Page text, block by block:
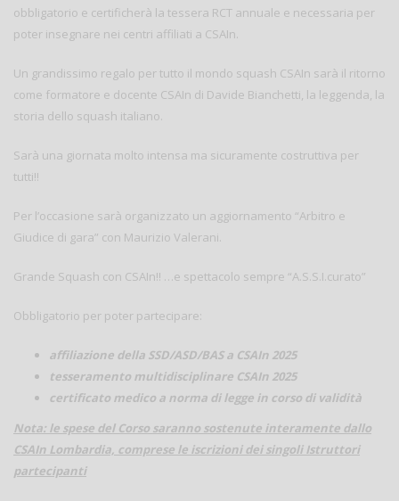
obbligatorio e certificherà la tessera RCT annuale e necessaria per
poter insegnare nei centri affiliati a CSAIn.
Un grandissimo regalo per tutto il mondo squash CSAIn sarà il ritorno
come formatore e docente CSAIn di Davide Bianchetti, la leggenda, la
storia dello squash italiano.
Sarà una giornata molto intensa ma sicuramente costruttiva per
tutti!!
Per l’occasione sarà organizzato un aggiornamento “Arbitro e
Giudice di gara” con Maurizio Valerani.
Grande Squash con CSAIn!! …e spettacolo sempre “A.S.S.I.curato”
Obbligatorio per poter partecipare:
affiliazione della SSD/ASD/BAS a CSAIn 2025
tesseramento multidisciplinare CSAIn 2025
certificato medico a norma di legge in corso di validità
Nota: le spese del Corso saranno sostenute interamente dallo
CSAIn Lombardia, comprese le iscrizioni dei singoli Istruttori
partecipanti